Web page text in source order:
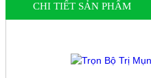
CHI TIẾT SẢN PHẨM